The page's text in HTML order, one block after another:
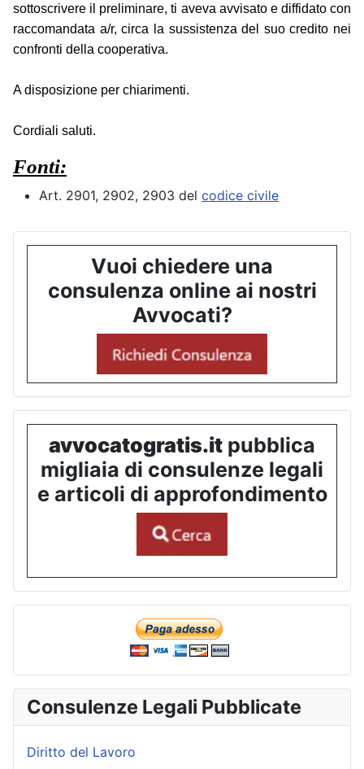
sottoscrivere il preliminare, ti aveva avvisato e diffidato con
raccomandata a/r, circa la sussistenza del suo credito nei
confronti della cooperativa.
A disposizione per chiarimenti.
Cordiali saluti.
Fonti:
Art. 2901, 2902, 2903 del codice civile
Vuoi chiedere una
consulenza online ai nostri
Avvocati?
avvocatogratis.it pubblica
migliaia di consulenze legali
e articoli di approfondimento
Consulenze Legali Pubblicate
Diritto del Lavoro